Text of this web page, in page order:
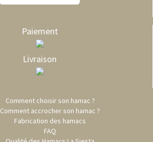
Paiement
Livraison
Comment choisir son hamac ?
Comment accrocher son hamac ?
Fabrication des hamacs
FAQ